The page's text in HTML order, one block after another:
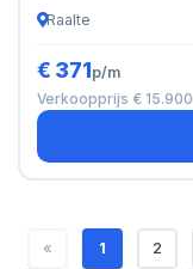
Raalte
€ 371p/m
Verkoopprijs € 15.900
« 1 2